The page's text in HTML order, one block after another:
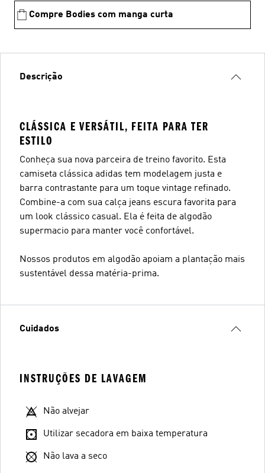
Compre Bodies com manga curta
Descrição
CLÁSSICA E VERSÁTIL, FEITA PARA TER
ESTILO
Conheça sua nova parceira de treino favorito. Esta
camiseta clássica adidas tem modelagem justa e
barra contrastante para um toque vintage refinado.
Combine-a com sua calça jeans escura favorita para
um look clássico casual. Ela é feita de algodão
supermacio para manter você confortável.
Nossos produtos em algodão apoiam a plantação mais
sustentável dessa matéria-prima.
Cuidados
INSTRUÇÕES DE LAVAGEM
Não alvejar
Utilizar secadora em baixa temperatura
Não lava a seco